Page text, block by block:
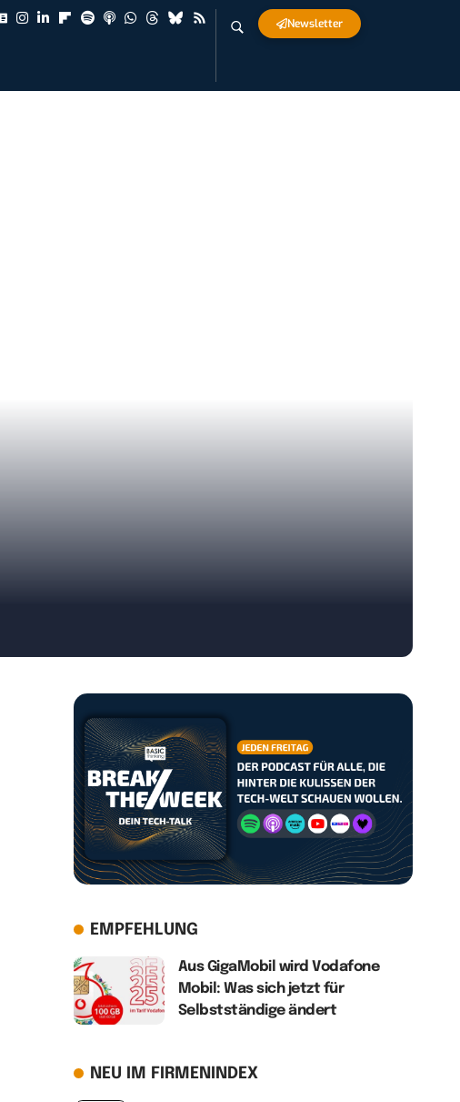
Newsletter
EMPFEHLUNG
Aus GigaMobil wird Vodafone
Mobil: Was sich jetzt für
Selbstständige ändert
NEU IM FIRMENINDEX